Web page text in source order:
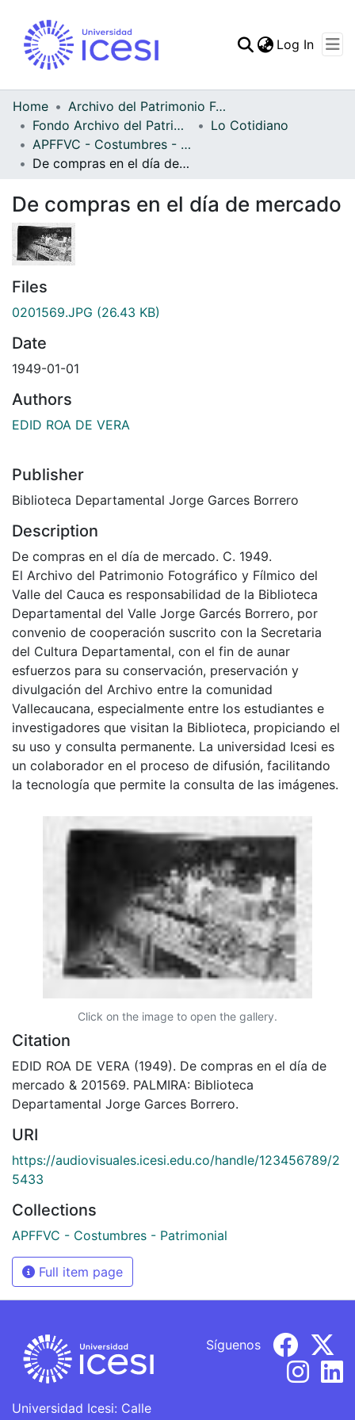
Statistics
Log In
Home
Archivo del Patrimonio Fotográfico y Fílmico del Valle del Cauca
Fondo Archivo del Patrimonio Fotográfico y Fílmico del Valle del Cauca
Lo Cotidiano
APFFVC - Costumbres - Patrimonial
De compras en el día de mercado
De compras en el día de mercado
Files
0201569.JPG (26.43 KB)
Date
1949-01-01
Authors
EDID ROA DE VERA
Publisher
Biblioteca Departamental Jorge Garces Borrero
Description
De compras en el día de mercado. C. 1949.
El Archivo del Patrimonio Fotográfico y Fílmico del
Valle del Cauca es responsabilidad de la Biblioteca
Departamental del Valle Jorge Garcés Borrero, por
convenio de cooperación suscrito con la Secretaria
del Cultura Departamental, con el fin de aunar
esfuerzos para su conservación, preservación y
divulgación del Archivo entre la comunidad
Vallecaucana, especialmente entre los estudiantes e
investigadores que visitan la Biblioteca, propiciando el
su uso y consulta permanente. La universidad Icesi es
un colaborador en el proceso de difusión, facilitando
la tecnología que permite la consulta de las imágenes.
Click on the image to open the gallery.
Citation
EDID ROA DE VERA (1949). De compras en el día de
mercado & 201569. PALMIRA: Biblioteca
Departamental Jorge Garces Borrero.
URI
https://audiovisuales.icesi.edu.co/handle/123456789/2
5433
Collections
APFFVC - Costumbres - Patrimonial
Full item page
Universidad Icesi: Calle
Síguenos